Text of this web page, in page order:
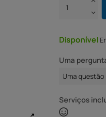
Disponível
Uma
Uma
Serviços